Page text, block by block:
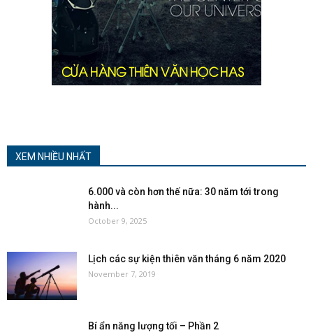
XEM NHIỀU NHẤT
6.000 và còn hơn thế nữa: 30 năm tới trong
hành...
October 9, 2025
Lịch các sự kiện thiên văn tháng 6 năm 2020
November 7, 2019
Bí ẩn năng lượng tối – Phần 2